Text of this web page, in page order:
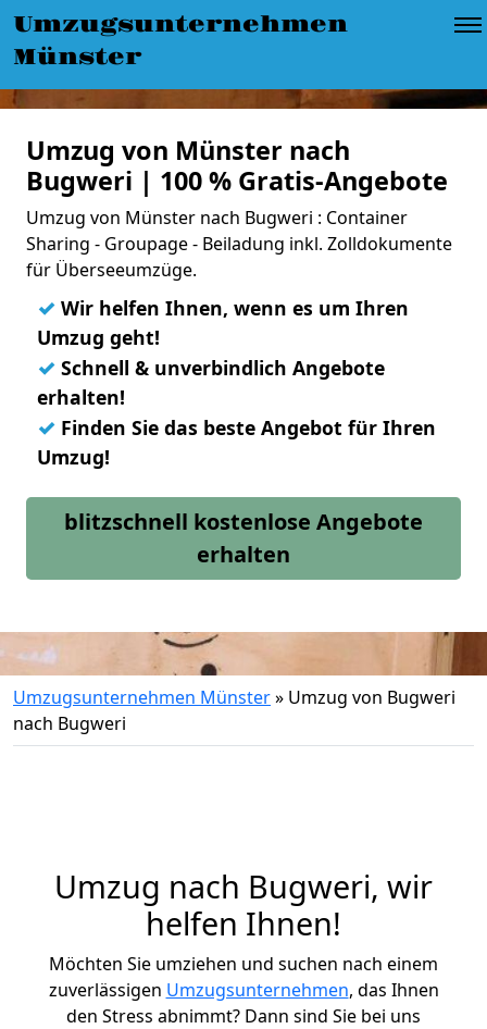
Umzugsunternehmen
Münster
Umzug von Münster nach
Bugweri | 100 % Gratis-Angebote
Umzug von Münster nach Bugweri : Container
Sharing - Groupage - Beiladung inkl. Zolldokumente
für Überseeumzüge.
✓ Wir helfen Ihnen, wenn es um Ihren
Umzug geht!
✓ Schnell & unverbindlich Angebote
erhalten!
✓ Finden Sie das beste Angebot für Ihren
Umzug!
blitzschnell kostenlose Angebote
erhalten
Umzugsunternehmen Münster» Umzug von Bugweri
nach Bugweri
Umzug nach Bugweri, wir
helfen Ihnen!
Möchten Sie umziehen und suchen nach einem
zuverlässigen Umzugsunternehmen, das Ihnen
den Stress abnimmt? Dann sind Sie bei uns